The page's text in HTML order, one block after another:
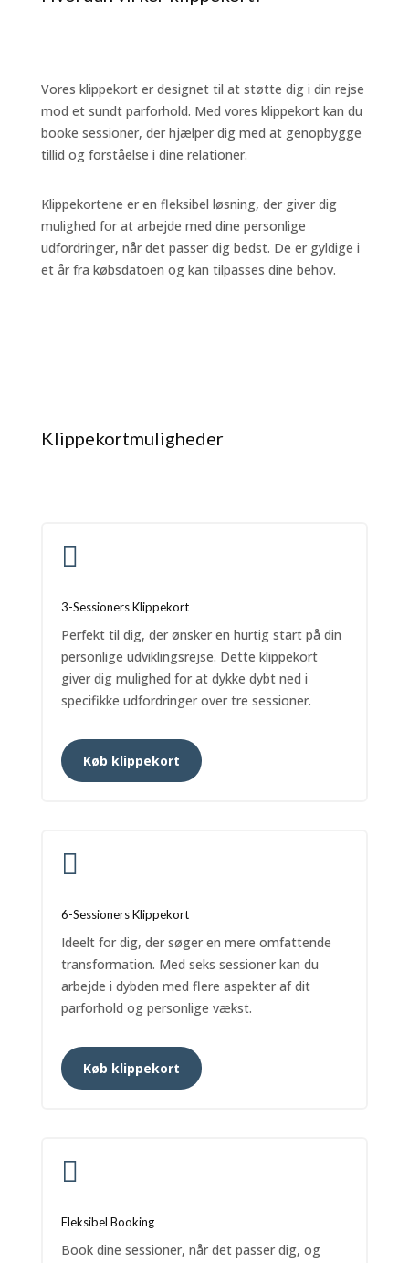
Vores klippekort er designet til at støtte dig i din rejse
mod et sundt parforhold. Med vores klippekort kan du
booke sessioner, der hjælper dig med at genopbygge
tillid og forståelse i dine relationer.
Klippekortene er en fleksibel løsning, der giver dig
mulighed for at arbejde med dine personlige
udfordringer, når det passer dig bedst. De er gyldige i
et år fra købsdatoen og kan tilpasses dine behov.
Klippekortmuligheder

3-Sessioners Klippekort
Perfekt til dig, der ønsker en hurtig start på din
personlige udviklingsrejse. Dette klippekort
giver dig mulighed for at dykke dybt ned i
specifikke udfordringer over tre sessioner.
Køb klippekort

6-Sessioners Klippekort
Ideelt for dig, der søger en mere omfattende
transformation. Med seks sessioner kan du
arbejde i dybden med flere aspekter af dit
parforhold og personlige vækst.
Køb klippekort

Fleksibel Booking
Book dine sessioner, når det passer dig, og